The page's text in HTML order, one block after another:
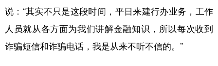
说：“其实不只是这段时间，平日来建行办业务，工作
人员就从各方面为我们讲解金融知识，所以每次收到
诈骗短信和诈骗电话，我是从来不听不信的。”